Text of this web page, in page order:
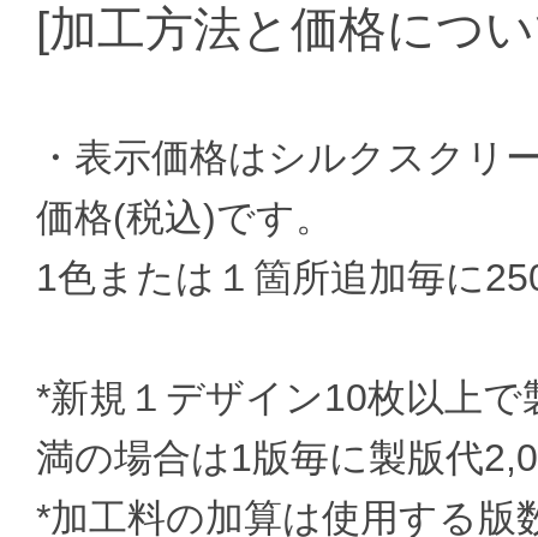
[加工方法と価格につ
・表示価格はシルクスクリ
価格(税込)です。
1色または１箇所追加毎に
*新規１デザイン10枚以上
満の場合は1版毎に製版代
*加工料の加算は使用する版